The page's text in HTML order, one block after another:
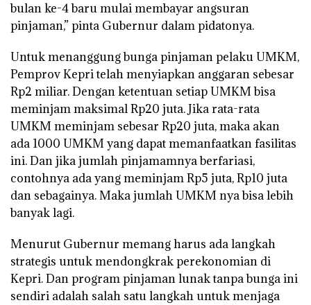
bulan ke-4 baru mulai membayar angsuran
pinjaman,” pinta Gubernur dalam pidatonya.
Untuk menanggung bunga pinjaman pelaku UMKM,
Pemprov Kepri telah menyiapkan anggaran sebesar
Rp2 miliar. Dengan ketentuan setiap UMKM bisa
meminjam maksimal Rp20 juta. Jika rata-rata
UMKM meminjam sebesar Rp20 juta, maka akan
ada 1000 UMKM yang dapat memanfaatkan fasilitas
ini. Dan jika jumlah pinjamamnya berfariasi,
contohnya ada yang meminjam Rp5 juta, Rp10 juta
dan sebagainya. Maka jumlah UMKM nya bisa lebih
banyak lagi.
Menurut Gubernur memang harus ada langkah
strategis untuk mendongkrak perekonomian di
Kepri. Dan program pinjaman lunak tanpa bunga ini
sendiri adalah salah satu langkah untuk menjaga